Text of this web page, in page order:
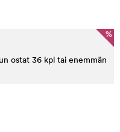
%
ostat 36 kpl tai enemmän